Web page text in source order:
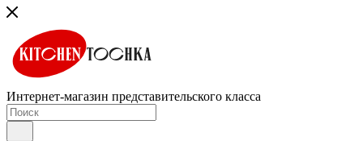
Интернет-магазин представительского класса